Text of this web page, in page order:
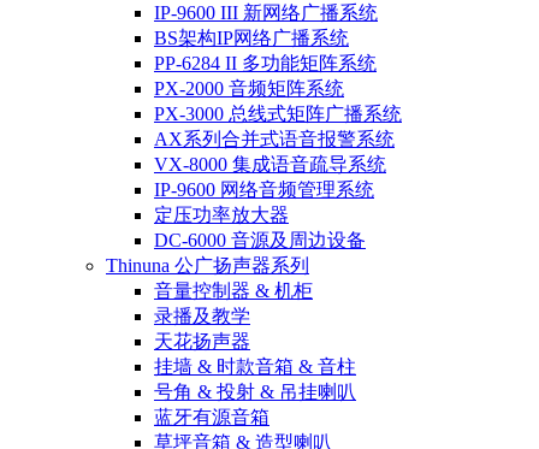
IP-9600 III 新网络广播系统
BS架构IP网络广播系统
PP-6284 II 多功能矩阵系统
PX-2000 音频矩阵系统
PX-3000 总线式矩阵广播系统
AX系列合并式语音报警系统
VX-8000 集成语音疏导系统
IP-9600 网络音频管理系统
定压功率放大器
DC-6000 音源及周边设备
Thinuna 公广扬声器系列
音量控制器 & 机柜
录播及教学
天花扬声器
挂墙 & 时款音箱 & 音柱
号角 & 投射 & 吊挂喇叭
蓝牙有源音箱
草坪音箱 & 造型喇叭